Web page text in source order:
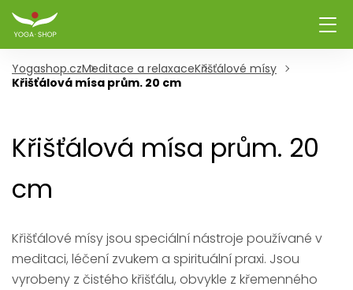
Yogashop.czMeditace a relaxaceKřišťálové mísy
Křišťálová mísa prům. 20 cm
Křišťálová mísa prům. 20
cm
Křišťálové mísy jsou speciální nástroje používané v
meditaci, léčení zvukem a spirituální praxi. Jsou
vyrobeny z čistého křišťálu, obvykle z křemenného